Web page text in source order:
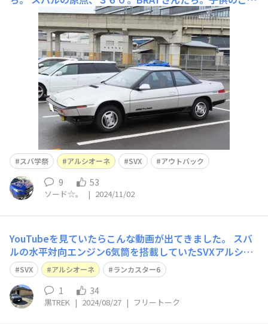
ろ、TAMIYAのラジコンがあったっけｗ手前のキャノピー
仕様は初めて見ました。 当時は理解できないカタチでし
たが、今だとカッコよく見えますね。（失礼）購入を検討
していたSVX。（結局E36にしてしまったんですがｗ）ア
マデウスが出ていたら買って
スバ学祭 アルシオーネ SVX アウトバック
9 53
ソード☆。 | 2024/11/02
YouTubeを見ていたらこんな動画が出てきました。 スバ
ルの水平対向エンジン6気筒を搭載していたSVXアルシオ
ーネとレガシィランカスター6の動画を見つけました。両
車共に懐かしい車ですね。 アルシオーネは、今でもカッ
コいい車です。 この車は、セールス的に売れなかったの
で、実車を見たか？見てないか？定
SVX アルシオーネ ランカスター6
1 34
黒TREK | 2024/08/27 | フリートーク